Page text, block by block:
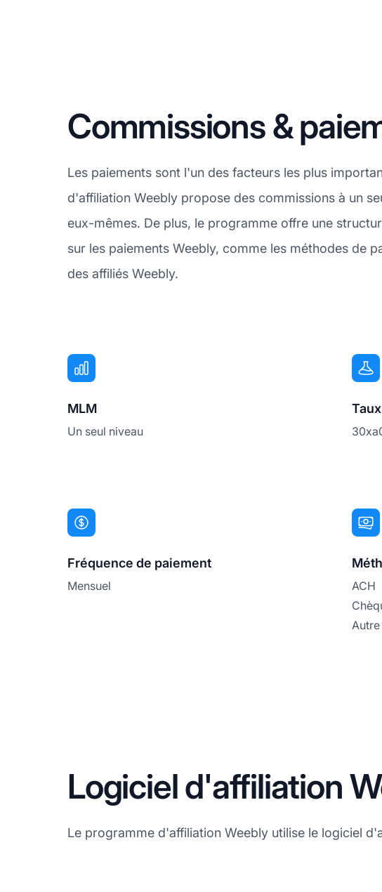
Commissions &
Les paiements sont l'un des facteurs les plus
d'affiliation Weebly propose des commissions à un
eux-mêmes. De plus, le programme offre une
sur les paiements Weebly, comme les méthodes de
des affiliés Weebly.
MLM
Un seul niveau
Fréquence de paiement
Mensuel
ACH
Autre
Logiciel d'affiliation
Le programme d'affiliation Weebly utilise le logiciel